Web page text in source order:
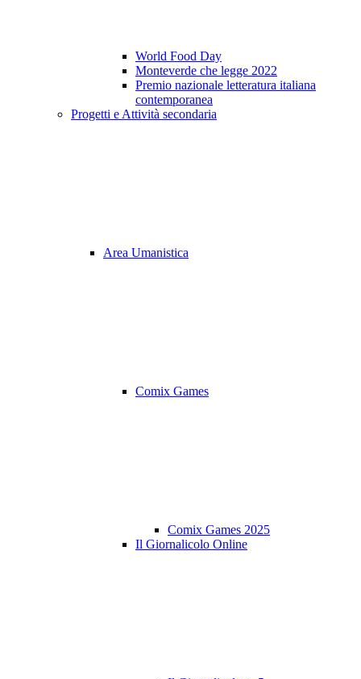
World Food Day
Monteverde che legge 2022
Premio nazionale letteratura italiana
contemporanea
Progetti e Attività secondaria
Area Umanistica
Comix Games
Comix Games 2025
Il Giornalicolo Online